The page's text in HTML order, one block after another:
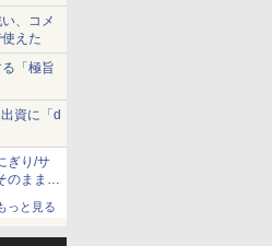
、コメ
えた
「極旨
資に「d
ぎり/サ
のままで
っと見る